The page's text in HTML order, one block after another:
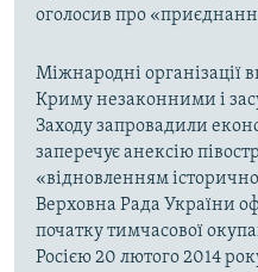
оголосив про
Міжнародні організації
Криму незаконними і
Заходу запровадили
заперечує анексію
«відновленням
Верховна Рада України
початку тимчасової
Росією 20 лютого 2014